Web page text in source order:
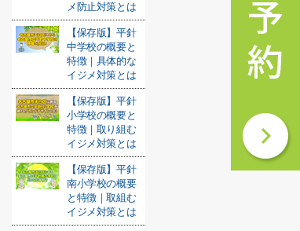
メ防止対策とは
【保存版】平針
中学校の概要と
特徴｜具体的な
イジメ対策とは
【保存版】平針
小学校の概要と
特徴｜取り組む
イジメ対策とは
【保存版】平針
南小学校の概要
と特徴｜取組む
イジメ対策とは